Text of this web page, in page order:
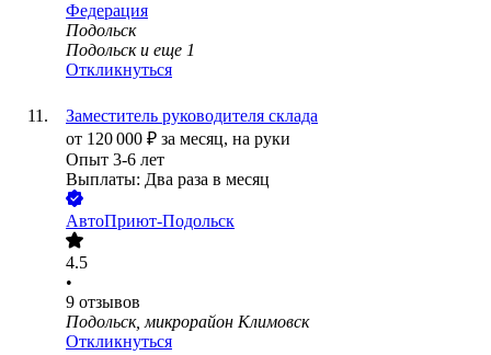
Федерация
Подольск
Подольск и еще 1
Откликнуться
Заместитель руководителя склада
от 120 000 ₽ за месяц, на руки
Опыт 3-6 лет
Выплаты: Два раза в месяц
АвтоПриют-Подольск
4.5
•
9 отзывов
Подольск, микрорайон Климовск
Откликнуться